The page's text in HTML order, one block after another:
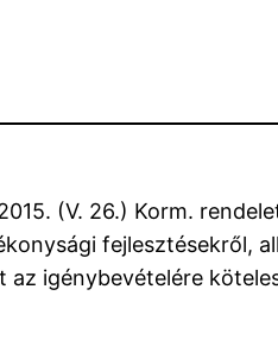
(V. 26.) Korm.
fejlesztésekről,
igénybevételére